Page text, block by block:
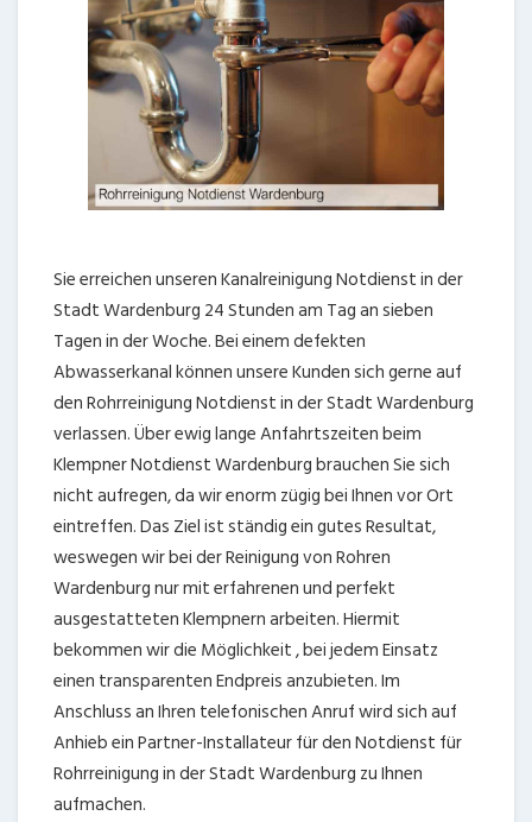
Sie erreichen unseren Kanalreinigung Notdienst in der
Stadt Wardenburg 24 Stunden am Tag an sieben
Tagen in der Woche. Bei einem defekten
Abwasserkanal können unsere Kunden sich gerne auf
den Rohrreinigung Notdienst in der Stadt Wardenburg
verlassen. Über ewig lange Anfahrtszeiten beim
Klempner Notdienst Wardenburg brauchen Sie sich
nicht aufregen, da wir enorm zügig bei Ihnen vor Ort
eintreffen. Das Ziel ist ständig ein gutes Resultat,
weswegen wir bei der Reinigung von Rohren
Wardenburg nur mit erfahrenen und perfekt
ausgestatteten Klempnern arbeiten. Hiermit
bekommen wir die Möglichkeit , bei jedem Einsatz
einen transparenten Endpreis anzubieten. Im
Anschluss an Ihren telefonischen Anruf wird sich auf
Anhieb ein Partner-Installateur für den Notdienst für
Rohrreinigung in der Stadt Wardenburg zu Ihnen
aufmachen.